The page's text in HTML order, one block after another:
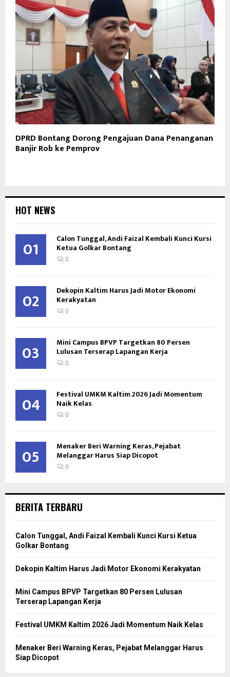
DPRD Bontang Dorong Pengajuan Dana Penanganan
Banjir Rob ke Pemprov
HOT NEWS
01 Calon Tunggal, Andi Faizal Kembali Kunci Kursi
Ketua Golkar Bontang
0
02 Dekopin Kaltim Harus Jadi Motor Ekonomi
Kerakyatan
0
03 Mini Campus BPVP Targetkan 80 Persen
Lulusan Terserap Lapangan Kerja
0
04 Festival UMKM Kaltim 2026 Jadi Momentum
Naik Kelas
0
05 Menaker Beri Warning Keras, Pejabat
Melanggar Harus Siap Dicopot
0
BERITA TERBARU
Calon Tunggal, Andi Faizal Kembali Kunci Kursi Ketua
Golkar Bontang
Dekopin Kaltim Harus Jadi Motor Ekonomi Kerakyatan
Mini Campus BPVP Targetkan 80 Persen Lulusan
Terserap Lapangan Kerja
Festival UMKM Kaltim 2026 Jadi Momentum Naik Kelas
Menaker Beri Warning Keras, Pejabat Melanggar Harus
Siap Dicopot